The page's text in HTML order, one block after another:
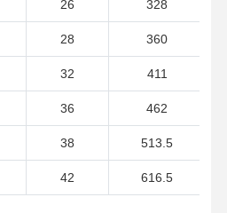
26 328
28 360
32 411
36 462
38 513.5
42 616.5